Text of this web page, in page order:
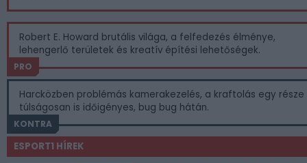
Robert E. Howard brutális világa, a felfedezés élménye,
lehengerlő területek és kreatív építési lehetőségek.
PRO
Harcközben problémás kamerakezelés, a kraftolás egy része
túlságosan is időigényes, bug bug hátán.
KONTRA
ESPORT1 HÍREK